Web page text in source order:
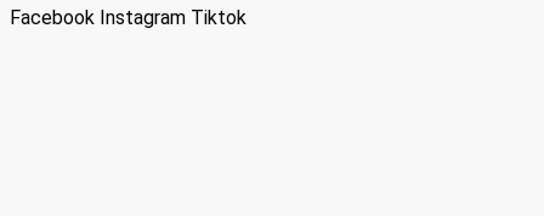
Facebook Instagram Tiktok